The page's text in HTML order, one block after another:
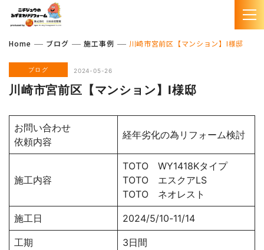
Home ブログ 施工事例 川崎市宮前区【マンション】I様邸
ブログ 2024-05-26
川崎市宮前区【マンション】I様邸
お問い合わせ
依頼内容
経年劣化の為リフォーム検討
施工内容
TOTO WY1418Kタイプ
TOTO エスクアLS
TOTO ネオレスト
施工日 2024/5/10-11/14
工期 3日間